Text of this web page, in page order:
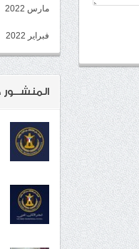
مارس 2022
فبراير 2022
المنشــور